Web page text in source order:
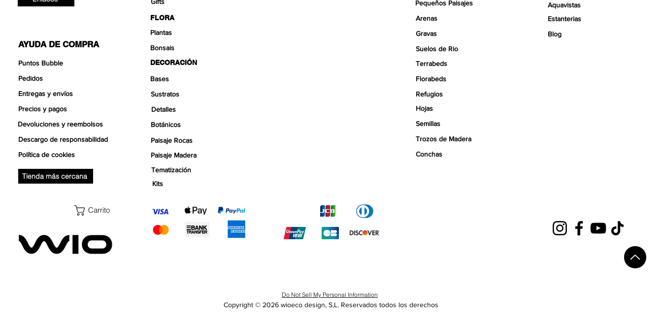
AYUDA DE COMPRA
Puntos Bubble
Pedidos
Entregas y envíos
Precios y pagos
Devoluciones y reembolsos
Descargo de responsabilidad
Política de cookies
Tienda más cercana
Carrito
FLORA
Plantas
Bonsais
DECORACIÓN
Bases
Sustratos
Detalles
Botánicos
Paisaje Rocas
Paisaje Madera
Tematización
Kits
Pequeños Paisajes
Arenas
Gravas
Suelos de Rio
Terrabeds
Florabeds
Refugios
Hojas
Semillas
Trozos de Madera
Conchas
Aquavistas
Estanterias
Blog
Do Not Sell My Personal Information
Copyright © 2026 wioeco design, S,L. Reservados todos los derechos